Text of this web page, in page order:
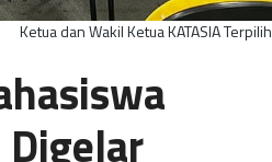
Ketua dan Wakil Ketua KATASIA Terpilih